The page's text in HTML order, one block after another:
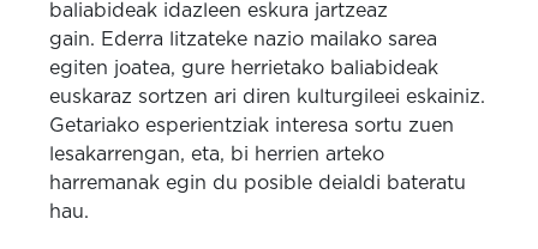
baliabideak idazleen eskura jartzeaz
gain. Ederra litzateke nazio mailako sarea
egiten joatea, gure herrietako baliabideak
euskaraz sortzen ari diren kulturgileei eskainiz.
Getariako esperientziak interesa sortu zuen
lesakarrengan, eta, bi herrien arteko
harremanak egin du posible deialdi bateratu
hau.